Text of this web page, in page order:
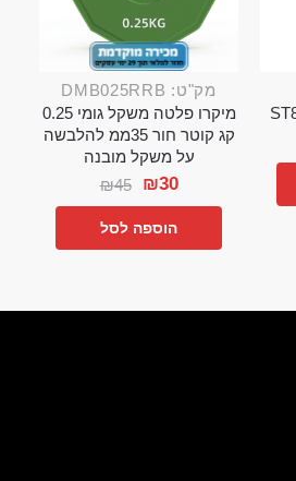
מק"ט: DMB025RRB
מיקרו פלטה משקל גומי 0.25
קג קוטר חור 35ממ להלבשה
על משקל מובנה
₪45 ₪30
הוספה לסל